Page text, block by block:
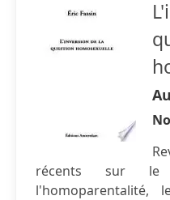
récents sur le
l'homoparentalité,